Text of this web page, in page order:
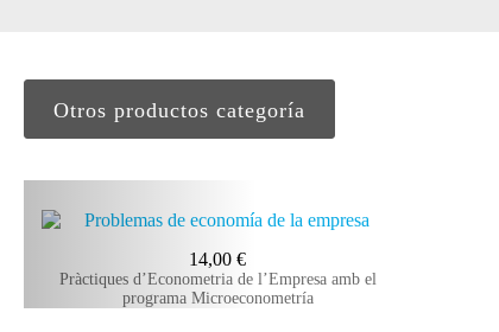
Otros productos categoría
14,00 €
Pràctiques d’Econometria de l’Empresa amb el
programa Microeconometría